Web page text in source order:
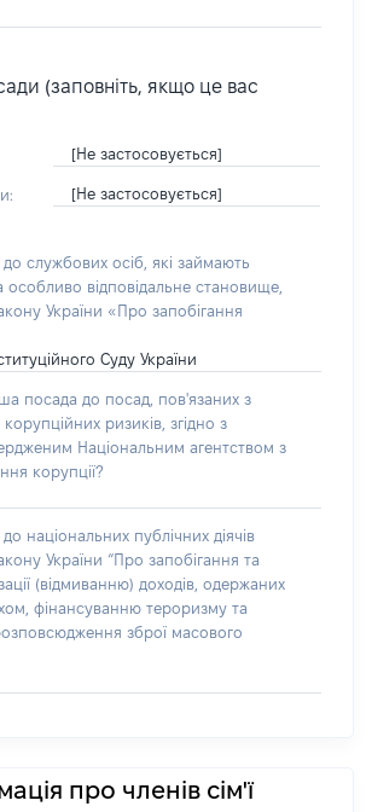
(заповніть, якщо це вас
[Не застосовується]
[Не застосовується]
службових осіб, які займають
особливо відповідальне становище,
України «Про запобігання
Суду України
посада до посад, пов'язаних з
ризиків, згідно з
Національним агентством з
корупції?
національних публічних діячів
України “Про запобігання та
(відмиванню) доходів, одержаних
фінансуванню тероризму та
зброї масового
про членів сім'ї